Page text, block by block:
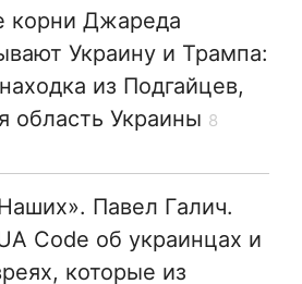
корни Джареда
Украину и Трампа:
из Подгайцев,
область Украины 8
Павел Галич.
Code об украинцах и
которые из